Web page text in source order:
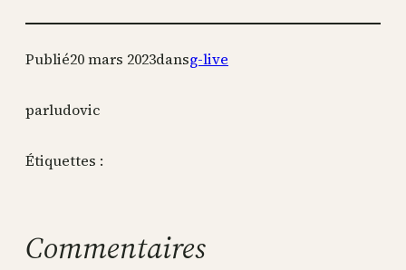
Publié20 mars 2023dansg-live
parludovic
Étiquettes :
Commentaires